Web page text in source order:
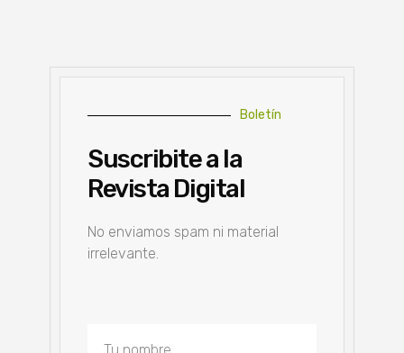
Boletín
Suscribite a la
Revista Digital
No enviamos spam ni material
irrelevante.